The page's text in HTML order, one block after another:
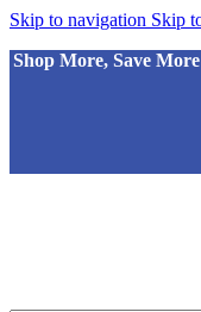
Skip to navigation Skip
Shop More, Save